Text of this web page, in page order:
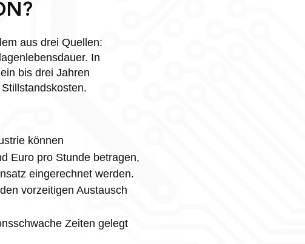
aus drei Quellen:
In
bis drei Jahren
können
Euro pro Stunde betragen,
eingerechnet werden.
vorzeitigen Austausch
Zeiten gelegt